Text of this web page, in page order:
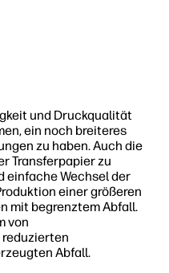
und Druckqualität
ein noch breiteres
zu haben. Auch die
Transferpapier zu
einfache Wechsel der
einer größeren
mit begrenztem Abfall.
von
Abfall.